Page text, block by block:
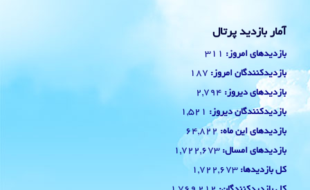
آمار بازدید پرتال
بازدیدهای امروز: 311
بازدیدکنندگان امروز: 187
بازدیدهای دیروز: 2,794
بازدیدکنندگان دیروز: 1,521
بازدیدهای این ماه: 64,822
بازدیدهای امسال: 1,722,673
کل بازدیدها: 1,722,673